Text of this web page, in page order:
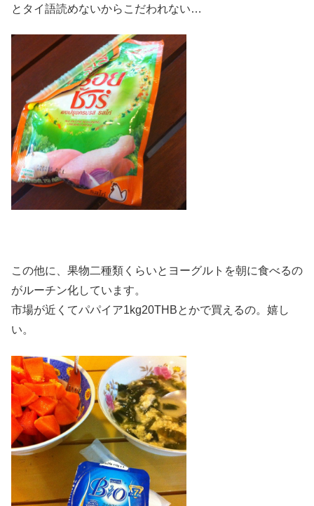
とタイ語読めないからこだわれない…
この他に、果物二種類くらいとヨーグルトを朝に食べるの
がルーチン化しています。
市場が近くてパパイア1kg20THBとかで買えるの。嬉し
い。